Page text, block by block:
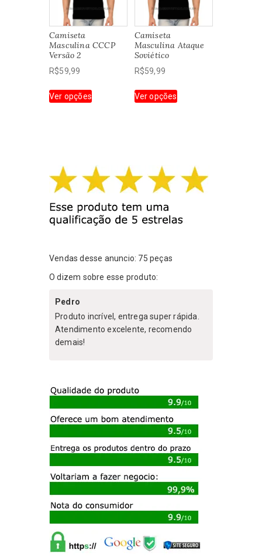
ser
escolhidas
página
ser
escolhidas
página
Camiseta
Masculina CCCP
Versão 2
R$59,99
Ver opçõesproduto
opções
podem
ser
escolhidas
na
produto
Camiseta
Masculina Ataque
Soviético
R$59,99
Ver opçõesproduto
opções
podem
ser
na
Vendas desse anuncio: 75 peças
O dizem sobre esse produto:
Pedro
Produto incrível, entrega super rápida.
Atendimento excelente, recomendo
demais!